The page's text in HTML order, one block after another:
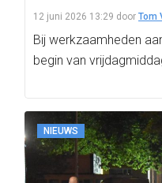
12 juni 2026 13:29 door Tom
Bij werkzaamheden
begin van
NIEUWS